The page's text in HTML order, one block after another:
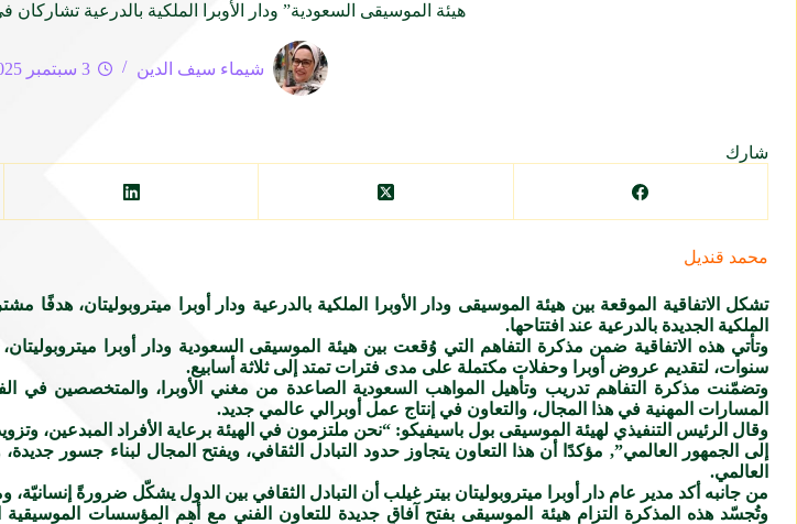
هيئة الموسيقى السعودية” ودار الأوبرا الملكية بالدرعية تشاركان
شيماء سيف الدين 3 سبتمبر 2025
شارك
محمد قنديل
تشكل الاتفاقية الموقعة بين هيئة الموسيقى ودار الأوبرا الملكية بالدرعية ودار أوبرا ميتروبوليتان، هدفًا
الملكية الجديدة بالدرعية عند افتتاحها.
وتأتي هذه الاتفاقية ضمن مذكرة التفاهم التي وُقعت بين هيئة الموسيقى السعودية ودار أوبرا
سنوات، لتقديم عروض أوبرا وحفلات مكتملة على مدى فترات تمتد إلى ثلاثة أسابيع.
وتضمّنت مذكرة التفاهم تدريب وتأهيل المواهب السعودية الصاعدة من مغني الأوبرا، والمتخصصين في
المسارات المهنية في هذا المجال، والتعاون في إنتاج عمل أوبرالي عالمي جديد.
وقال الرئيس التنفيذي لهيئة الموسيقى بول باسيفيكو: “نحن ملتزمون في الهيئة برعاية الأفراد المبدعين،
إلى الجمهور العالمي”, مؤكدًا أن هذا التعاون يتجاوز حدود التبادل الثقافي، ويفتح المجال لبناء جسور
العالمي.
من جانبه أكد مدير عام دار أوبرا ميتروبوليتان بيتر غيلب أن التبادل الثقافي بين الدول يشكّل ضرورةً
وتُجسّد هذه المذكرة التزام هيئة الموسيقى بفتح آفاقٍ جديدة للتعاون الفني مع أهم المؤسسات الموسيقية